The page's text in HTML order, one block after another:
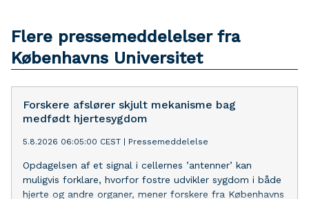
Flere pressemeddelelser fra
Københavns Universitet
Forskere afslører skjult mekanisme bag
medfødt hjertesygdom
5.8.2026 06:05:00 CEST Pressemeddelelse
Opdagelsen af et signal i cellernes ’antenner’ kan
muligvis forklare, hvorfor fostre udvikler sygdom i både
hjerte og andre organer, mener forskere fra Københavns